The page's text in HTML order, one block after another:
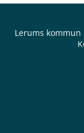
Lerums kommun